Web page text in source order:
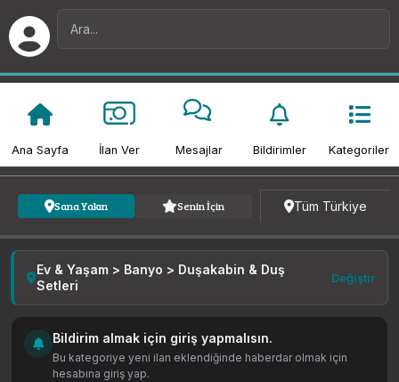
Ana Sayfa İlan Ver Mesajlar Bildirimler Kategoriler
Sana Yakın Senin İçin Tüm Türkiye
Ev & Yaşam > Banyo > Duşakabin & Duş
Setleri
Değiştir
Bildirim almak için giriş yapmalısın.
Bu kategoriye yeni ilan eklendiğinde haberdar olmak için
hesabına giriş yap.